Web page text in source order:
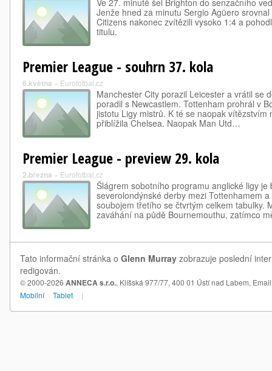
Ve 27. minutě šel Brighton do senzačního
Jenže hned za minutu Sergio Agüero
Citizens nakonec zvítězili vysoko 1:4 a
titulu.
Premier League - souhrn 37. kola
6.května » Eurofotbal.cz
Manchester City porazil Leicester a vrátil se
poradil s Newcastlem. Tottenham prohrál v
jistotu Ligy mistrů. K té se naopak vítězstvím
přiblížila Chelsea. Naopak Man Utd…
Premier League - preview 29. kola
2.března » Eurofotbal.cz
Šlágrem sobotního programu anglické ligy je
severolondýnské derby mezi Tottenhamem
soubojem třetího se čtvrtým celkem tabulky.
zaváhání na půdě Bournemouthu, zatímco
Tato informační stránka o Glenn Murray zobrazuje poslední
redigován.
© 2000-2026 ANNECA s.r.o., Klíšská 977/77, 400 01 Ústí nad Labem,
Mobilní
Tablet |